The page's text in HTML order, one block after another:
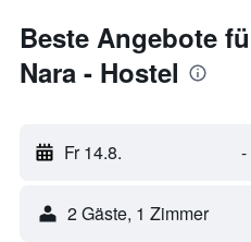
Beste Angebote
Nara - Hostel
Fr 14.8. -
2 Gäste, 1 Zimmer